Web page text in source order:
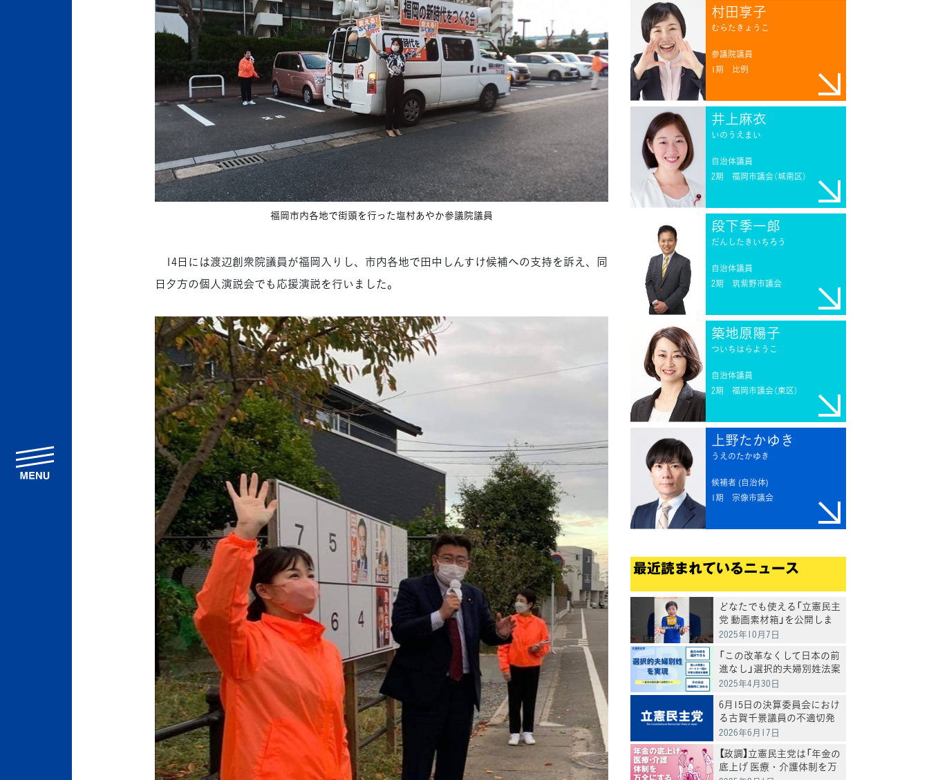
福岡市内各地で街頭を行った塩村あやか参議院議員
14日には渡辺創衆院議員が福岡入りし、市内各地で田中しんすけ候補への支持を訴え、同
日夕方の個人演説会でも応援演説を行いました。
村田享子
むらたきょうこ
参議院議員
1期 比例
井上麻衣
いのうえまい
自治体議員
2期福岡市議会（城南区）
段下季一郎
だんしたきいちろう
自治体議員
2期 筑紫野市議会
築地原陽子
ついちはらようこ
自治体議員
2期福岡市議会（東区）
上野たかゆき
うえのたかゆき
候補者 (自治体)
1期 宗像市議会
最近読まれているニュース
どなたでも使える「立憲民主
党 動画素材箱」を公開しま
した
2025年10月7日
「この改革なくして日本の前
進なし」選択的夫婦別姓法案
を提出
2025年4月30日
6月15日の決算委員会におけ
る古賀千景議員の不適切発
言と処分について
2026年6月17日
【政調】立憲民主党は「年金の
底上げ 医療・介護体制を万